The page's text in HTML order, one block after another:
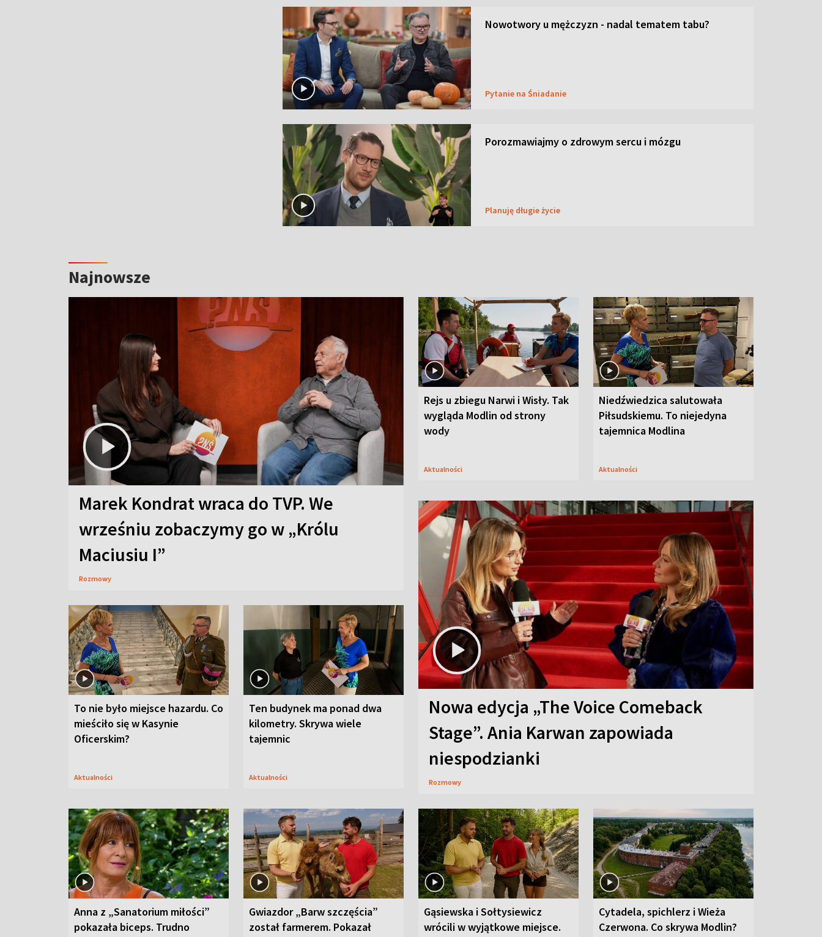
Nowotwory u mężczyzn - nadal tematem tabu?
Pytanie na Śniadanie
Porozmawiajmy o zdrowym sercu i mózgu
Planuję długie życie
Najnowsze
Marek Kondrat wraca do TVP. We
wrześniu zobaczymy go w „Królu
Maciusiu I”
Rozmowy
Rejs u zbiegu Narwi i Wisły. Tak
wygląda Modlin od strony
wody
Aktualności
Niedźwiedzica salutowała
Piłsudskiemu. To niejedyna
tajemnica Modlina
Aktualności
To nie było miejsce hazardu. Co
mieściło się w Kasynie
Oficerskim?
Aktualności
Ten budynek ma ponad dwa
kilometry. Skrywa wiele
tajemnic
Aktualności
Nowa edycja „The Voice Comeback
Stage”. Ania Karwan zapowiada
niespodzianki
Rozmowy
Anna z „Sanatorium miłości”
pokazała biceps. Trudno
Gwiazdor „Barw szczęścia”
został farmerem. Pokazał
Gąsiewska i Sołtysiewicz
wrócili w wyjątkowe miejsce.
Cytadela, spichlerz i Wieża
Czerwona. Co skrywa Modlin?